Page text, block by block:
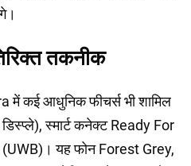
तकनीक
कई आधुनिक फीचर्स भी शामिल
स्मार्ट कनेक्ट Ready For
यह फोन Forest Grey,